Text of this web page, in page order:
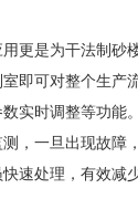
更是为干法制砂
即可对整个生产
实时调整等功能
，一旦出现故障
速处理，有效减